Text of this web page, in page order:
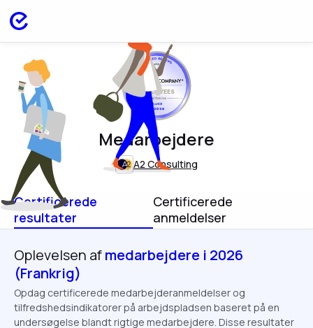
EMPLOYEES
FRANCE
FEB 2026
Medarbejdere
A2 Consulting
Certificerede
resultater
Certificerede
anmeldelser
Oplevelsen afmedarbejdere i 2026
(Frankrig)
Opdag certificerede medarbejderanmeldelser og
tilfredshedsindikatorer på arbejdspladsen baseret på en
undersøgelse blandt rigtige medarbejdere. Disse resultater